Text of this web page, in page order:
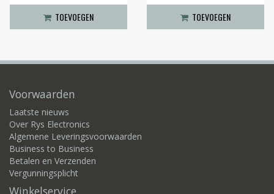
TOEVOEGEN TOEVOEGEN
Voorwaarden
Laatste nieuws
Over Rys Electronics
Algemene Leveringsvoorwaarden
Business to Business
Betalen en Verzenden
Vergunningsplicht
Winkelservice